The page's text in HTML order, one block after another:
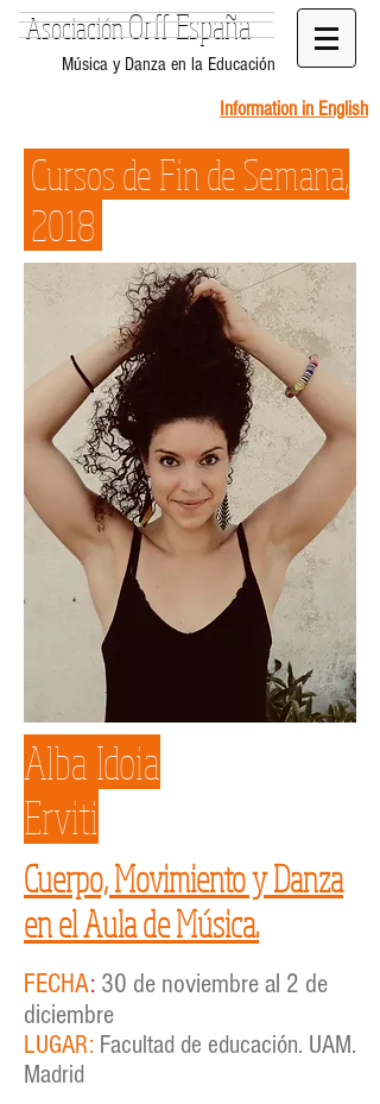
AsociaciónOrff España
Música y Danza en la Educación
Information in English
Cursos de Fin de Semana,
2018
Alba Idoia
Erviti
Cuerpo, Movimiento y Danza
en el Aula de Música.
FECHA: 30 de noviembre al 2 de
diciembre
LUGAR: Facultad de educación. UAM.
Madrid